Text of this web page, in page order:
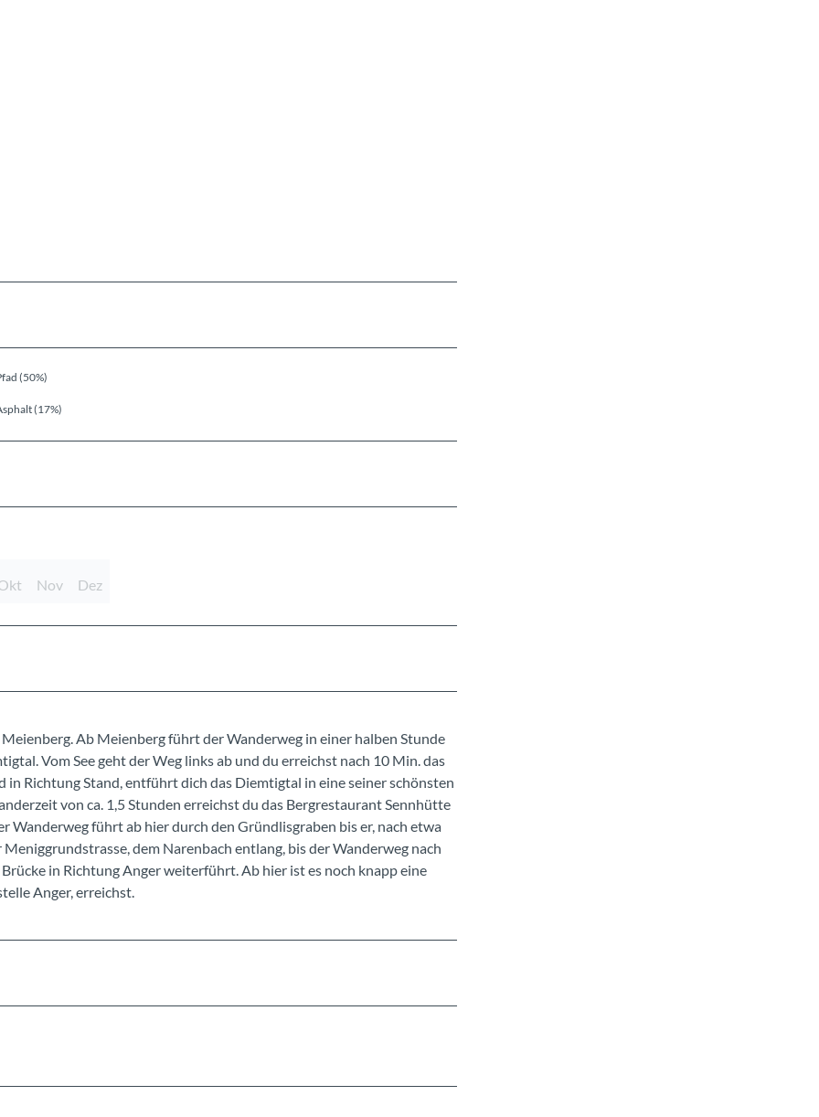
(50%)
(17%)
Nov Dez
Ab Meienberg führt der Wanderweg in einer halben Stunde
Vom See geht der Weg links ab und du erreichst nach 10 Min. das
Richtung Stand, entführt dich das Diemtigtal in eine seiner schönsten
von ca. 1,5 Stunden erreichst du das Bergrestaurant Sennhütte
Wanderweg führt ab hier durch den Gründlisgraben bis er, nach etwa
dem Narenbach entlang, bis der Wanderweg nach
in Richtung Anger weiterführt. Ab hier ist es noch knapp eine
Anger, erreichst.